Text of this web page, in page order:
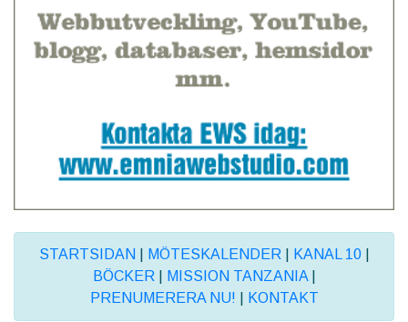
STARTSIDAN MÖTESKALENDER KANAL 10|
BÖCKER
MISSION TANZANIA|
PRENUMERERA NU!
KONTAKT